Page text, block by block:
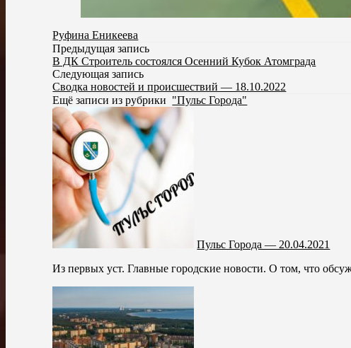
Руфина Еникеева
Предыдущая запись
В ДК Строитель состоялся Осенний Кубок Атомграда
Следующая запись
Сводка новостей и происшествий — 18.10.2022
Ещё записи из рубрики "Пульс Города"
Пульс Города — 20.04.2021
Из первых уст. Главные городские новости. О том, что